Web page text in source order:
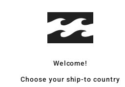
Welcome!
Choose your ship-to country